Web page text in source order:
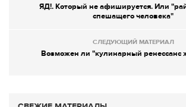
ЯД!. Который не афишируется. Или
спешащего человека"
СЛЕДУЮЩИЙ МАТЕРИАЛ
Возможен ли "кулинарный ренессанс